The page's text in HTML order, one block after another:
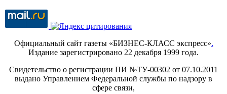
Официальный сайт газеты «БИЗНЕС-КЛАСС экспресс».
Издание зарегистрировано 22 декабря 1999 года.
Свидетельство о регистрации ПИ №ТУ-00302 от 07.10.2011
выдано Управлением Федеральной службы по надзору в
сфере связи,